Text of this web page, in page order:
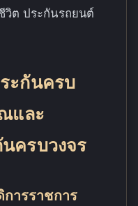
วิต ประกันรถยนต์
ะกันครบ
และ
ครบวงจร
ารราชการ